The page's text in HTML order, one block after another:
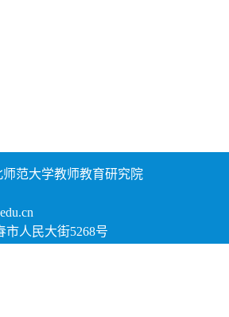
范大学教师教育研究院
市人民大街5268号